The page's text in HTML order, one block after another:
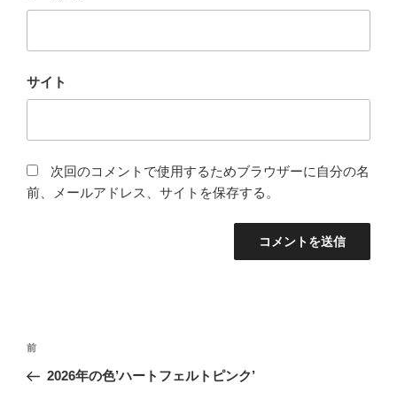
サイト
次回のコメントで使用するためブラウザーに自分の名
前、メールアドレス、サイトを保存する。
投
ナ
前
の
前
2026年の色’ハートフェルトピンク’